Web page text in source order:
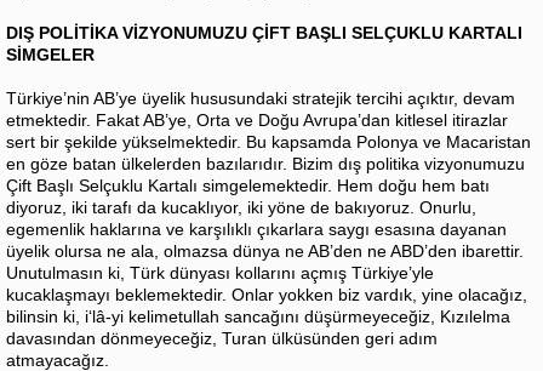
DIŞ POLİTİKA VİZYONUMUZU ÇİFT BAŞLI SELÇUKLU KARTALI
SİMGELER
Türkiye’nin AB’ye üyelik hususundaki stratejik tercihi açıktır, devam
etmektedir. Fakat AB’ye, Orta ve Doğu Avrupa’dan kitlesel itirazlar
sert bir şekilde yükselmektedir. Bu kapsamda Polonya ve Macaristan
en göze batan ülkelerden bazılarıdır. Bizim dış politika vizyonumuzu
Çift Başlı Selçuklu Kartalı simgelemektedir. Hem doğu hem batı
diyoruz, iki tarafı da kucaklıyor, iki yöne de bakıyoruz. Onurlu,
egemenlik haklarına ve karşılıklı çıkarlara saygı esasına dayanan
üyelik olursa ne ala, olmazsa dünya ne AB’den ne ABD’den ibarettir.
Unutulmasın ki, Türk dünyası kollarını açmış Türkiye’yle
kucaklaşmayı beklemektedir. Onlar yokken biz vardık, yine olacağız,
bilinsin ki, i‘lâ-yi kelimetullah sancağını düşürmeyeceğiz, Kızılelma
davasından dönmeyeceğiz, Turan ülküsünden geri adım
atmayacağız.